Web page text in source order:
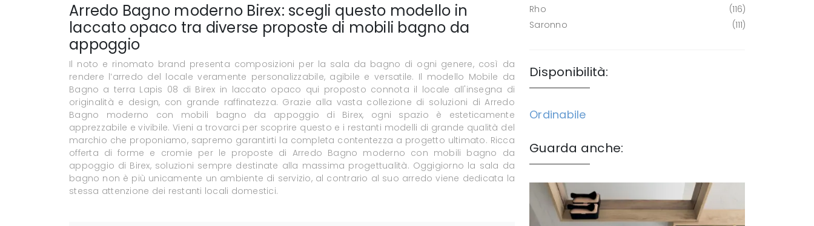
Arredo Bagno moderno Birex: scegli questo modello in
laccato opaco tra diverse proposte di mobili bagno da
appoggio
Il noto e rinomato brand presenta composizioni per la sala da bagno di ogni genere, così da
rendere l’arredo del locale veramente personalizzabile, agibile e versatile. Il modello Mobile da
Bagno a terra Lapis 08 di Birex in laccato opaco qui proposto connota il locale all'insegna di
originalità e design, con grande raffinatezza. Grazie alla vasta collezione di soluzioni di Arredo
Bagno moderno con mobili bagno da appoggio di Birex, ogni spazio è esteticamente
apprezzabile e vivibile. Vieni a trovarci per scoprire questo e i restanti modelli di grande qualità del
marchio che proponiamo, sapremo garantirti la completa contentezza a progetto ultimato. Ricca
offerta di forme e cromie per le proposte di Arredo Bagno moderno con mobili bagno da
appoggio di Birex, soluzioni sempre destinate alla massima progettualità. Oggigiorno la sala da
bagno non è più unicamente un ambiente di servizio, al contrario al suo arredo viene dedicata la
stessa attenzione dei restanti locali domestici.
Rho
116
Saronno
111
Disponibilità:
Ordinabile
Guarda anche: